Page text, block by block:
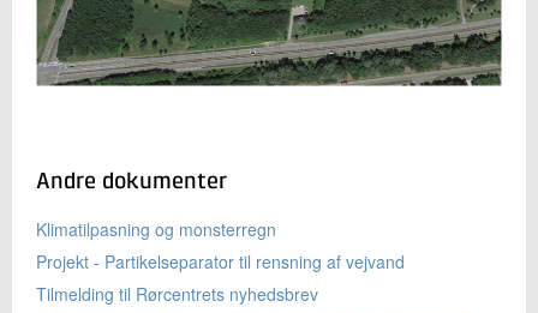
Andre dokumenter
Klimatilpasning og monsterregn
Projekt - Partikelseparator til rensning af vejvand
Tilmelding til Rørcentrets nyhedsbrev